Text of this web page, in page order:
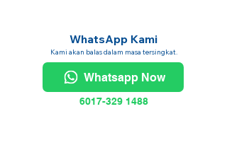
WhatsApp Kami
Kami akan balas dalam masa tersingkat.
Whatsapp Now
6017-329 1488